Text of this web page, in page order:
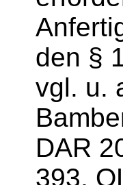
den §
vgl. u.
DAR
393,